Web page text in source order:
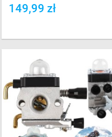
149,99 zł
OCZEKIWANIE NA DOSTAWĘ